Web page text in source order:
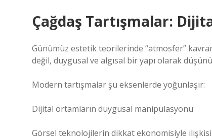
Çağdaş Tartışmalar:
Günümüz estetik teorilerinde “atmosfer”
değil, duygusal ve algısal bir yapı olarak
Modern tartışmalar şu eksenlerde yoğunlaşır:
Dijital ortamların duygusal manipülasyonu
Görsel teknolojilerin dikkat ekonomisiyle ilişkisi